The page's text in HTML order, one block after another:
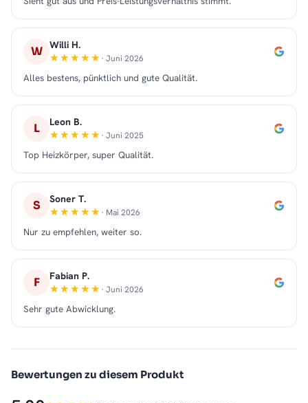
W Willi H.
· Juni 2026
Alles bestens, pünktlich und gute Qualität.
L Leon B.
· Juni 2025
Top Heizkörper, super Qualität.
S Soner T.
· Mai 2026
Nur zu empfehlen, weiter so.
F Fabian P.
· Juni 2026
Sehr gute Abwicklung.
Bewertungen zu diesem Produkt